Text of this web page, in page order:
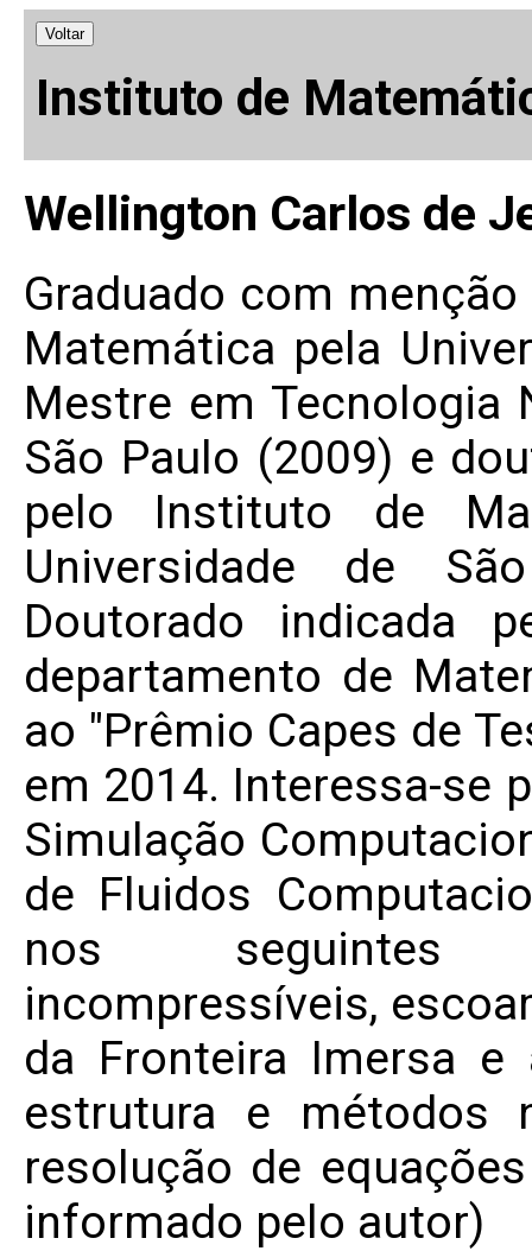
Voltar
Instituto de
Wellington Carlos de
Graduado com
Matemática pela
Mestre em Tecnologia
São Paulo (2009) e
pelo Instituto de
Universidade de
Doutorado indicada
departamento de
ao "Prêmio Capes de
em 2014. Interessa-se
Simulação
de Fluidos
nos seguintes
incompressíveis,
da Fronteira Imersa e
estrutura e métodos
resolução de
informado pelo autor)